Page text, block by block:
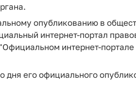
опубликованию в
интернет-портал
интернет-
дня его официального